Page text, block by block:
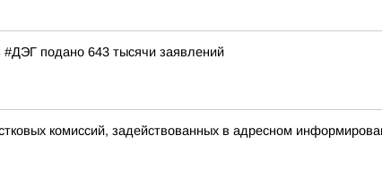
подано 643 тысячи заявлений
комиссий, задействованных в адресном